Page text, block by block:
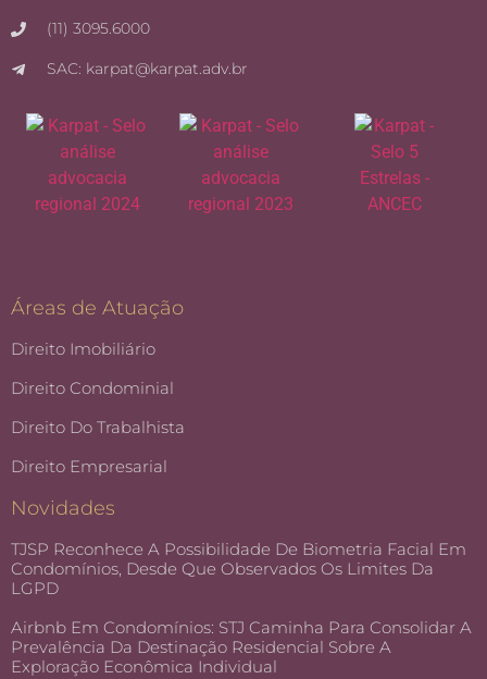
(11) 3095.6000
SAC: karpat@karpat.adv.br
Áreas de Atuação
Direito Imobiliário
Direito Condominial
Direito Do Trabalhista
Direito Empresarial
Novidades
TJSP Reconhece A Possibilidade De Biometria Facial Em
Condomínios, Desde Que Observados Os Limites Da
LGPD
Airbnb Em Condomínios: STJ Caminha Para Consolidar A
Prevalência Da Destinação Residencial Sobre A
Exploração Econômica Individual